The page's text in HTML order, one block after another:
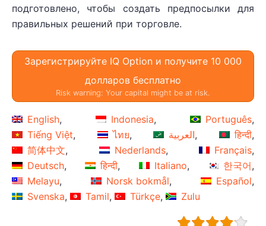
подготовлено, чтобы создать предпосылки для
правильных решений при торговле.
Зарегистрируйте IQ Option и получите 10 000
долларов бесплатно
Risk warning: Your capital might be at risk.
English Indonesia
Português
Tiếng Việt
ไทย العربية
हिन्दी
简体中文
Nederlands
Français
Deutsch
हिन्दी Italiano
한국어
Melayu
Norsk bokmål
Español
Svenska
Tamil Türkçe Zulu